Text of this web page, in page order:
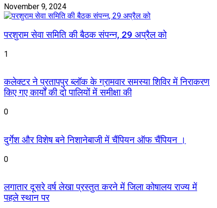
November 9, 2024
परशुराम सेवा समिति की बैठक संपन्न, 29 अप्रैल को
1
कलेक्टर ने प्रतापपुर ब्लॉक के ग्रामवार समस्या शिविर में निराकरण
किए गए कार्यों की दो पालियों में समीक्षा की
0
दुर्गेश और विशेष बने निशानेबाजी में चैंपियन ऑफ चैंपियन ।
0
लगातार दूसरे वर्ष लेखा प्रस्तुत करने में जिला कोषालय राज्य में
पहले स्थान पर